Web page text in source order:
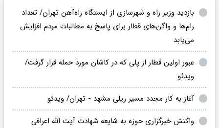
بازدید وزیر راه و شهرسازی از ایستگاه راه‌آهن تهران/ تعداد
رام‌ها و واگن‌های قطار برای پاسخ به مطالبات مردم افزایش
می‌یابد
عبور اولین قطار از پلی که در کاشان مورد حمله قرار گرفت/
ویدئو
آغاز به کار مجدد مسیر ریلی مشهد - تهران/ ویدئو
واکنش خبرگزاری حوزه به شایعه شهادت آیت الله اعرافی